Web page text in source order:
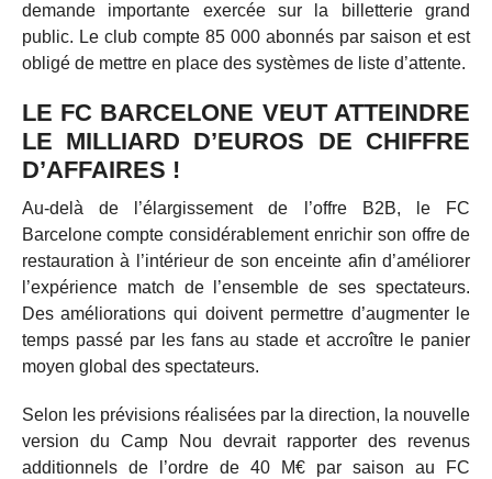
demande importante exercée sur la billetterie grand
public. Le club compte 85 000 abonnés par saison et est
obligé de mettre en place des systèmes de liste d’attente.
LE FC BARCELONE VEUT ATTEINDRE
LE MILLIARD D’EUROS DE CHIFFRE
D’AFFAIRES !
Au-delà de l’élargissement de l’offre B2B, le FC
Barcelone compte considérablement enrichir son offre de
restauration à l’intérieur de son enceinte afin d’améliorer
l’expérience match de l’ensemble de ses spectateurs.
Des améliorations qui doivent permettre d’augmenter le
temps passé par les fans au stade et accroître le panier
moyen global des spectateurs.
Selon les prévisions réalisées par la direction, la nouvelle
version du Camp Nou devrait rapporter des revenus
additionnels de l’ordre de 40 M€ par saison au FC